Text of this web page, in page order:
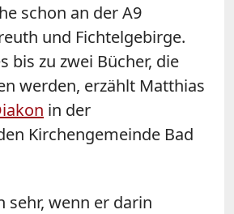
schon an der A9
und Fichtelgebirge.
bis zu zwei Bücher, die
werden, erzählt Matthias
in der
Kirchengemeinde Bad
sehr, wenn er darin